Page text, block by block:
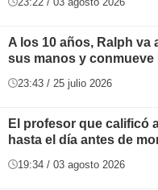
A los 10 años, Ralph va
sus manos y conmueve
23:43 / 25 julio 2026
El profesor que calificó
hasta el día antes de
19:34 / 03 agosto 2026